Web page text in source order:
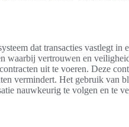
dat transacties vastlegt in
waarbij vertrouwen en
uit te voeren. Deze
vermindert. Het gebruik van
nauwkeurig te volgen en te